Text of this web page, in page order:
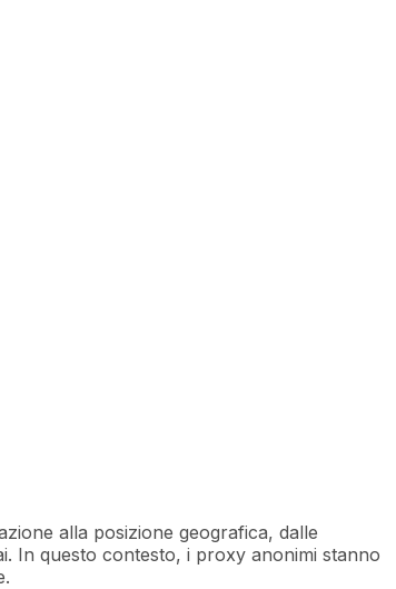
alla posizione geografica, dalle
In questo contesto, i proxy anonimi stanno